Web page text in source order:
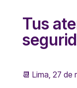
Tus
📆 Lima, 27 de